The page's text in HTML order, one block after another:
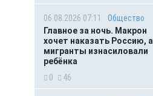
06.08.2026 07:11
Общество
Главное за ночь. Макрон
хочет наказать Россию, а
мигранты изнасиловали
ребёнка
0
46